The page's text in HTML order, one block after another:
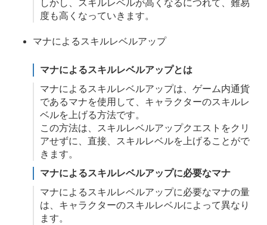
しかし、スキルレベルが高くなるにつれて、難易
度も高くなっていきます。
マナによるスキルレベルアップ
マナによるスキルレベルアップとは
マナによるスキルレベルアップは、ゲーム内通貨
であるマナを使用して、キャラクターのスキルレ
ベルを上げる方法です。
この方法は、スキルレベルアップクエストをクリ
アせずに、直接、スキルレベルを上げることがで
きます。
マナによるスキルレベルアップに必要なマナ
マナによるスキルレベルアップに必要なマナの量
は、キャラクターのスキルレベルによって異なり
ます。